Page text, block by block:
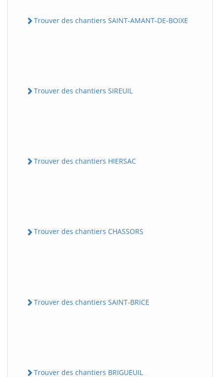
Trouver des chantiers SAINT-AMANT-DE-BOIXE
Trouver des chantiers SIREUIL
Trouver des chantiers HIERSAC
Trouver des chantiers CHASSORS
Trouver des chantiers SAINT-BRICE
Trouver des chantiers BRIGUEUIL